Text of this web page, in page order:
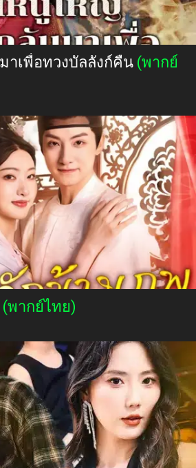
เพื่อทวงบัลลังก์คืน (พากย์
(พากย์ไทย)